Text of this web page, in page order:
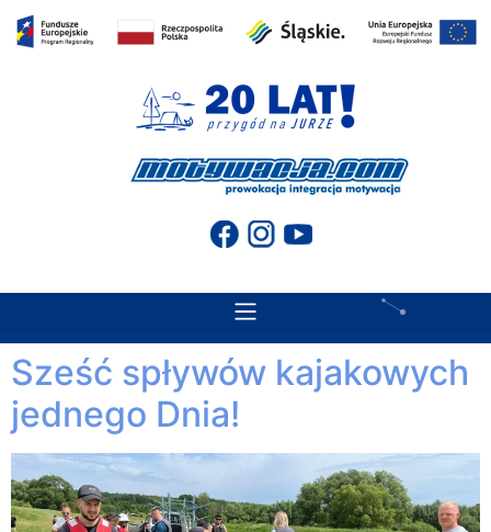
treści
Sześć spływów kajakowych
jednego Dnia!